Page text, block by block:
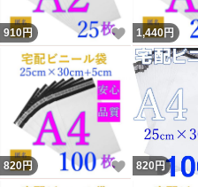
910円 いいね！
1,440円
820円 いいね！
820円